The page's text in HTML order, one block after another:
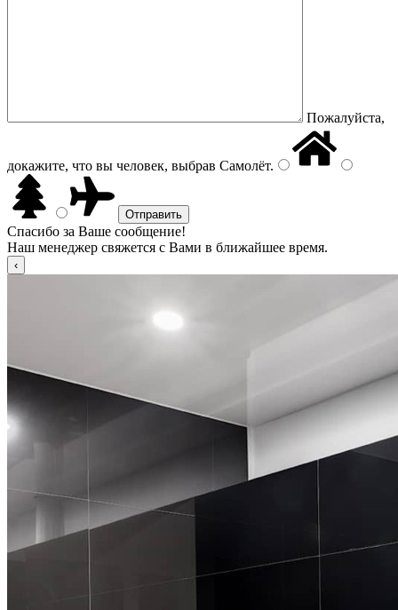
Пожалуйста,
докажите, что вы человек, выбрав Самолёт.
Спасибо за Ваше сообщение!
Наш менеджер свяжется с Вами в ближайшее время.